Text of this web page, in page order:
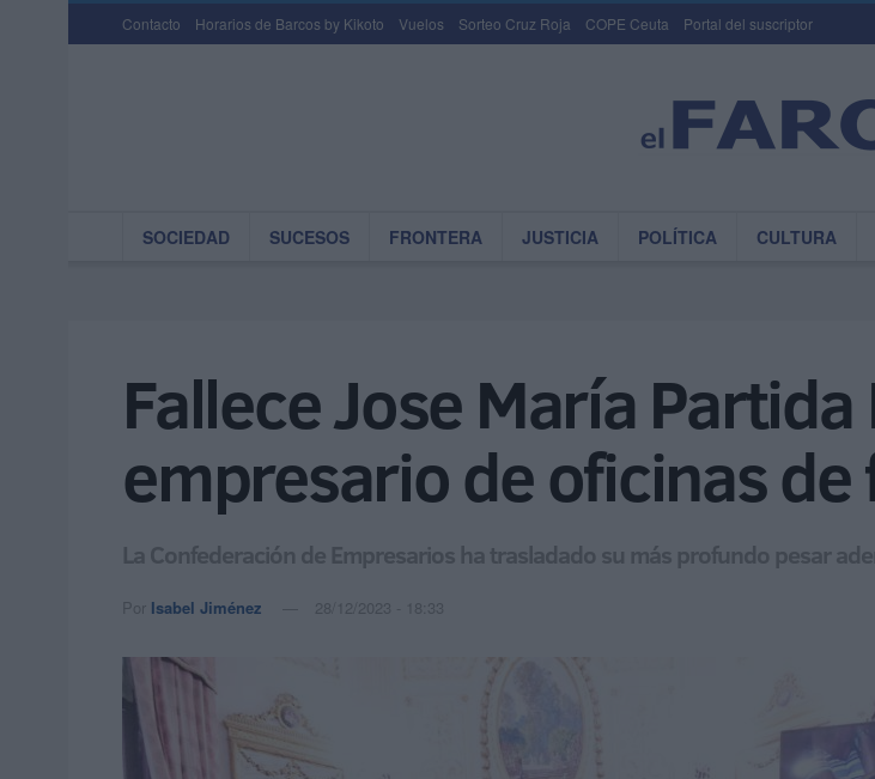
Contacto Horarios de Barcos by Kikoto Vuelos Sorteo Cruz Roja COPE Ceuta Portal del suscriptor
SOCIEDAD SUCESOS FRONTERA JUSTICIA POLÍTICA CULTURA
Fallece Jose María
empresario de oficinas
La Confederación de Empresarios ha trasladado su más profundo pesar
Por Isabel Jiménez 28/12/2023 - 18:33